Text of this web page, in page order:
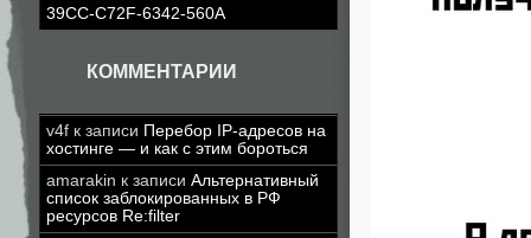
39CC-C72F-6342-560A
КОММЕНТАРИИ
v4f к записи Перебор IP-адресов на
хостинге — и как с этим бороться
amarakin к записи Альтернативный
список заблокированных в РФ
ресурсов Re:filter